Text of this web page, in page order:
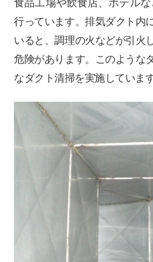
食品工場や飲食店、ホテル
行っています。排気ダクト内
いると、調理の火などが引火
危険があります。このような
なダクト清掃を実施しています